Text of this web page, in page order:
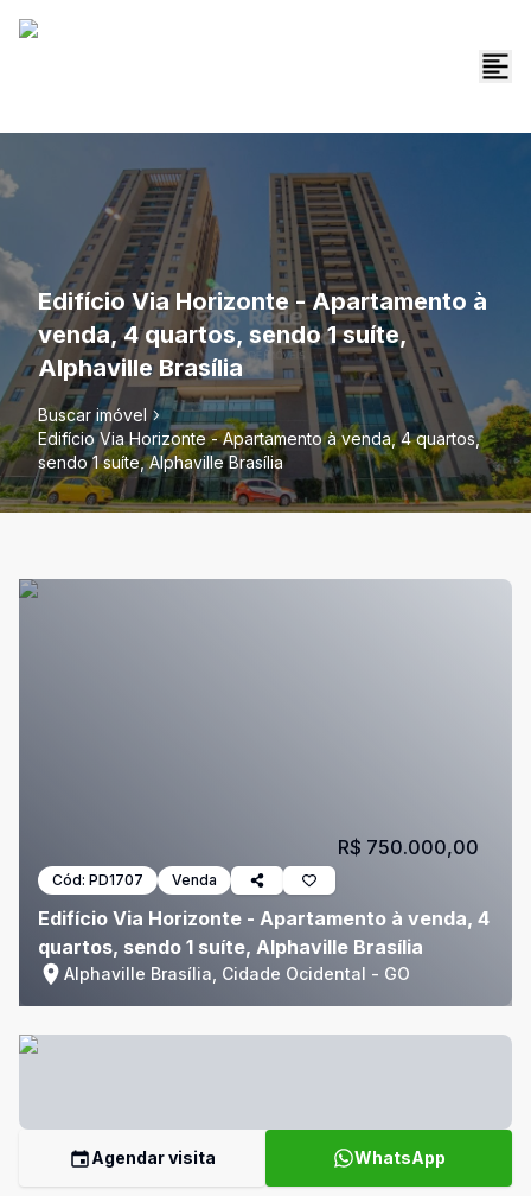
Edifício Via Horizonte - Apartamento à
venda, 4 quartos, sendo 1 suíte,
Alphaville Brasília
Buscar imóvel
Edifício Via Horizonte - Apartamento à venda, 4 quartos,
sendo 1 suíte, Alphaville Brasília
Cód: PD1707 Venda
Edifício Via Horizonte - Apartamento à venda, 4
quartos, sendo 1 suíte, Alphaville Brasília
Alphaville Brasília, Cidade Ocidental - GO
R$ 750.000,00
Agendar visita WhatsApp